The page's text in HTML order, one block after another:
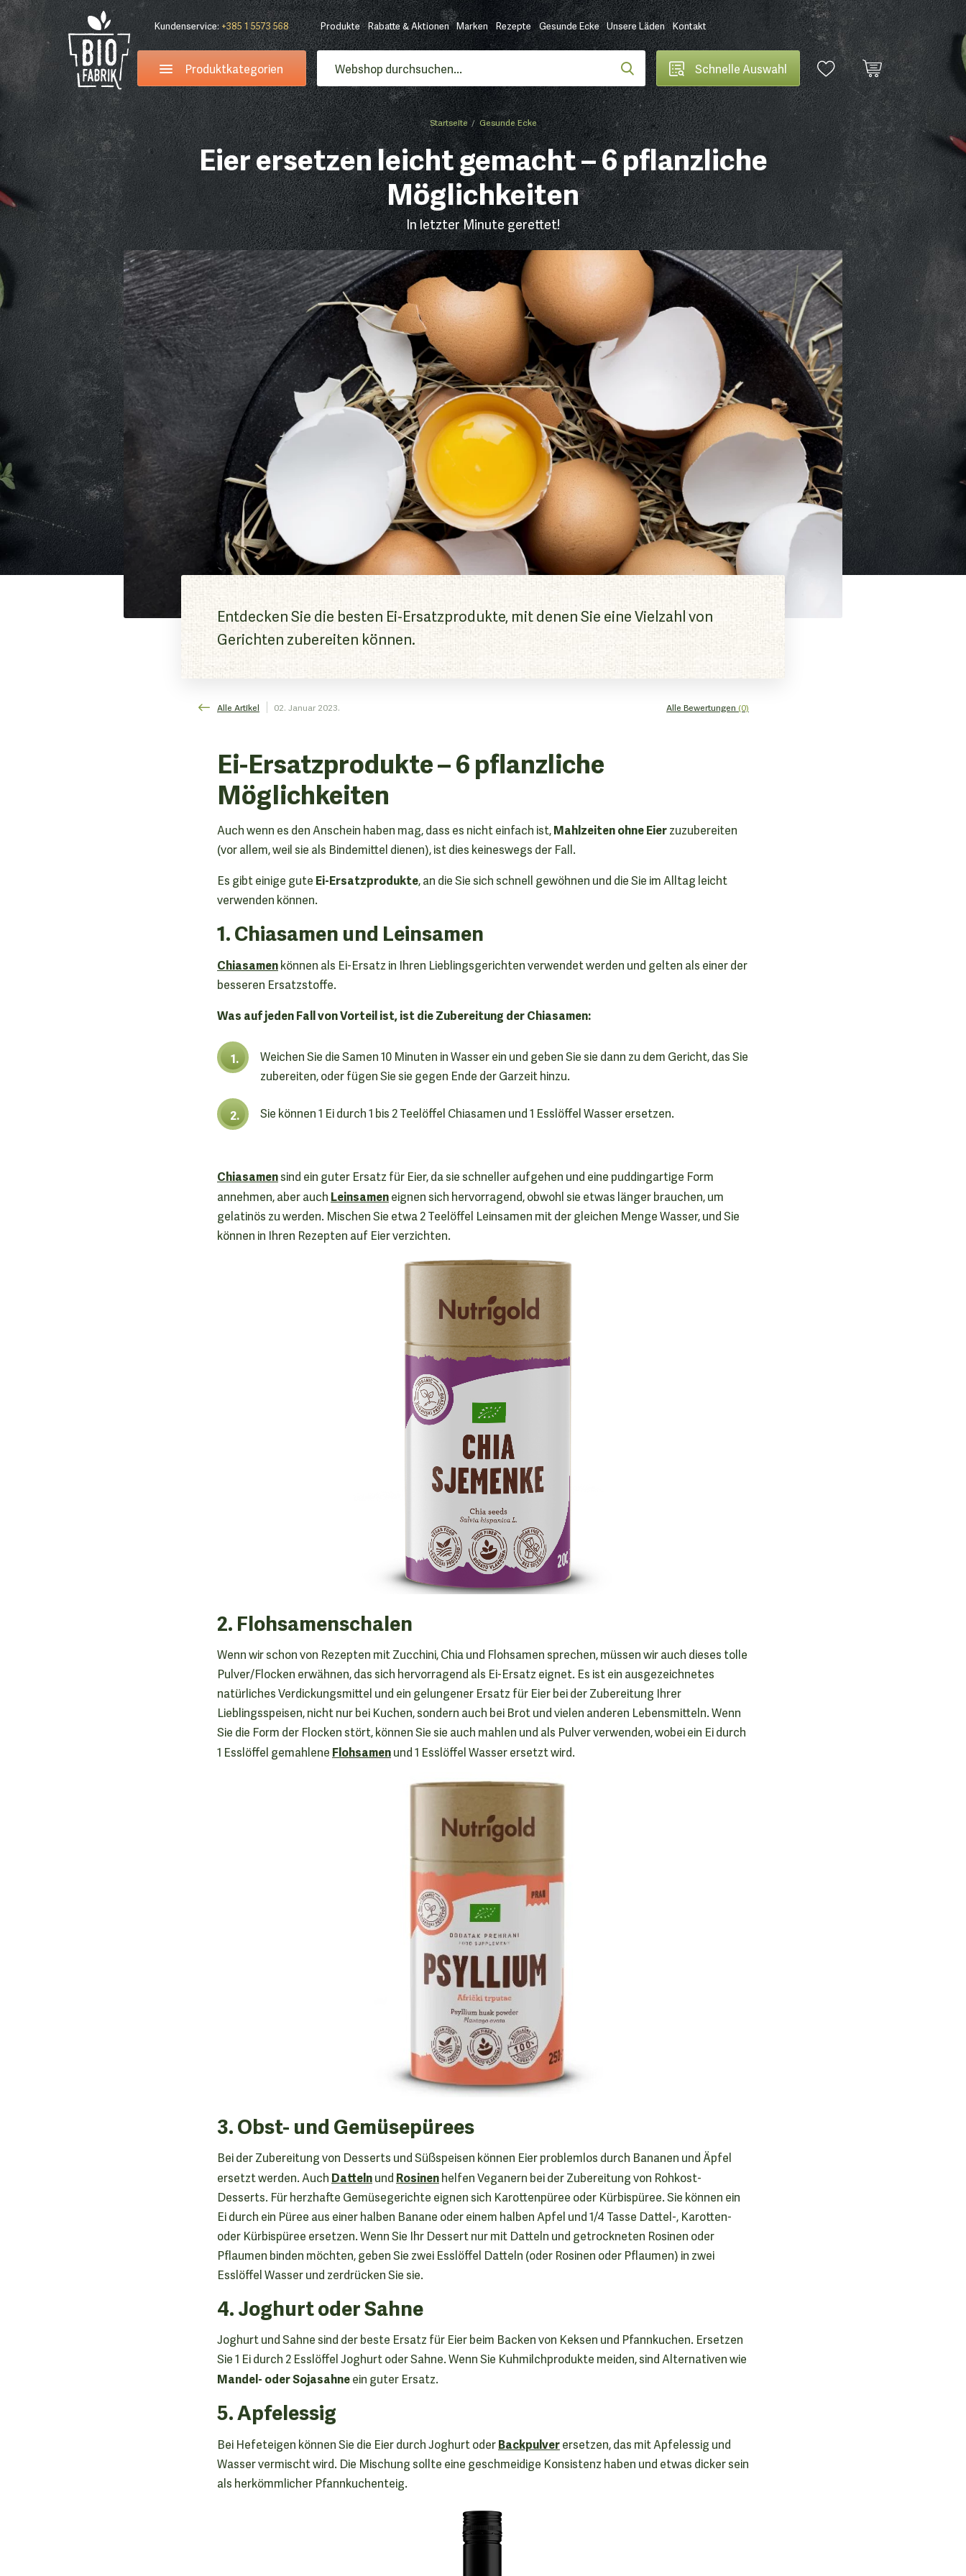
Kundenservice: +385 1 5573 568
Produktkategorien
Produkte Rabatte & Aktionen Marken Rezepte Gesunde Ecke Unsere Läden Kontakt
Schnelle Auswahl
Startseite Gesunde Ecke
Eier ersetzen leicht gemacht – 6 pflanzliche
Möglichkeiten
In letzter Minute gerettet!
Entdecken Sie die besten Ei-Ersatzprodukte, mit denen Sie eine Vielzahl von
Gerichten zubereiten können.
Alle Artikel 02. Januar 2023. Alle Bewertungen (0)
Ei-Ersatzprodukte – 6 pflanzliche
Möglichkeiten
Auch wenn es den Anschein haben mag, dass es nicht einfach ist,Mahlzeiten ohne Eierzuzubereiten
(vor allem, weil sie als Bindemittel dienen), ist dies keineswegs der Fall.
Es gibt einige gute Ei-Ersatzprodukte, an die Sie sich schnell gewöhnen und die Sie im Alltag leicht
verwenden können.
1. Chiasamen und Leinsamen
Chiasamenkönnen als Ei-Ersatz in Ihren Lieblingsgerichten verwendet werden und gelten als einer der
besseren Ersatzstoffe.
Was auf jeden Fall von Vorteil ist, ist die Zubereitung der Chiasamen:
Weichen Sie die Samen 10 Minuten in Wasser ein und geben Sie sie dann zu dem Gericht, das Sie
zubereiten, oder fügen Sie sie gegen Ende der Garzeit hinzu.
Sie können 1 Ei durch 1 bis 2 Teelöffel Chiasamen und 1 Esslöffel Wasser ersetzen.
Chiasamensind ein guter Ersatz für Eier, da sie schneller aufgehen und eine puddingartige Form
annehmen, aber auch Leinsameneignen sich hervorragend, obwohl sie etwas länger brauchen, um
gelatinös zu werden. Mischen Sie etwa 2 Teelöffel Leinsamen mit der gleichen Menge Wasser, und Sie
können in Ihren Rezepten auf Eier verzichten.
2. Flohsamenschalen
Wenn wir schon von Rezepten mit Zucchini, Chia und Flohsamen sprechen, müssen wir auch dieses tolle
Pulver/Flocken erwähnen, das sich hervorragend als Ei-Ersatz eignet. Es ist ein ausgezeichnetes
natürliches Verdickungsmittel und ein gelungener Ersatz für Eier bei der Zubereitung Ihrer
Lieblingsspeisen, nicht nur bei Kuchen, sondern auch bei Brot und vielen anderen Lebensmitteln. Wenn
Sie die Form der Flocken stört, können Sie sie auch mahlen und als Pulver verwenden, wobei ein Ei durch
1 Esslöffel gemahlene Flohsamenund 1 Esslöffel Wasser ersetzt wird.
3. Obst- und Gemüsepürees
Bei der Zubereitung von Desserts und Süßspeisen können Eier problemlos durch Bananen und Äpfel
ersetzt werden. Auch Dattelnund Rosinenhelfen Veganern bei der Zubereitung von Rohkost-
Desserts. Für herzhafte Gemüsegerichte eignen sich Karottenpüree oder Kürbispüree. Sie können ein
Ei durch ein Püree aus einer halben Banane oder einem halben Apfel und 1/4 Tasse Dattel-, Karotten-
oder Kürbispüree ersetzen. Wenn Sie Ihr Dessert nur mit Datteln und getrockneten Rosinen oder
Pflaumen binden möchten, geben Sie zwei Esslöffel Datteln (oder Rosinen oder Pflaumen) in zwei
Esslöffel Wasser und zerdrücken Sie sie.
4. Joghurt oder Sahne
Joghurt und Sahne sind der beste Ersatz für Eier beim Backen von Keksen und Pfannkuchen. Ersetzen
Sie 1 Ei durch 2 Esslöffel Joghurt oder Sahne. Wenn Sie Kuhmilchprodukte meiden, sind Alternativen wie
Mandel- oder Sojasahneein guter Ersatz.
5. Apfelessig
Bei Hefeteigen können Sie die Eier durch Joghurt oderBackpulverersetzen, das mit Apfelessig und
Wasser vermischt wird. Die Mischung sollte eine geschmeidige Konsistenz haben und etwas dicker sein
als herkömmlicher Pfannkuchenteig.